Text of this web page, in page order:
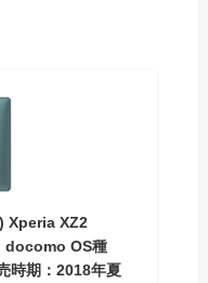
Xperia XZ2
docomo OS種
時期：2018年夏